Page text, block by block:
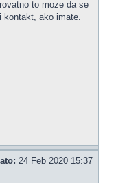
to moze da se
kontakt, ako imate.
24 Feb 2020 15:37